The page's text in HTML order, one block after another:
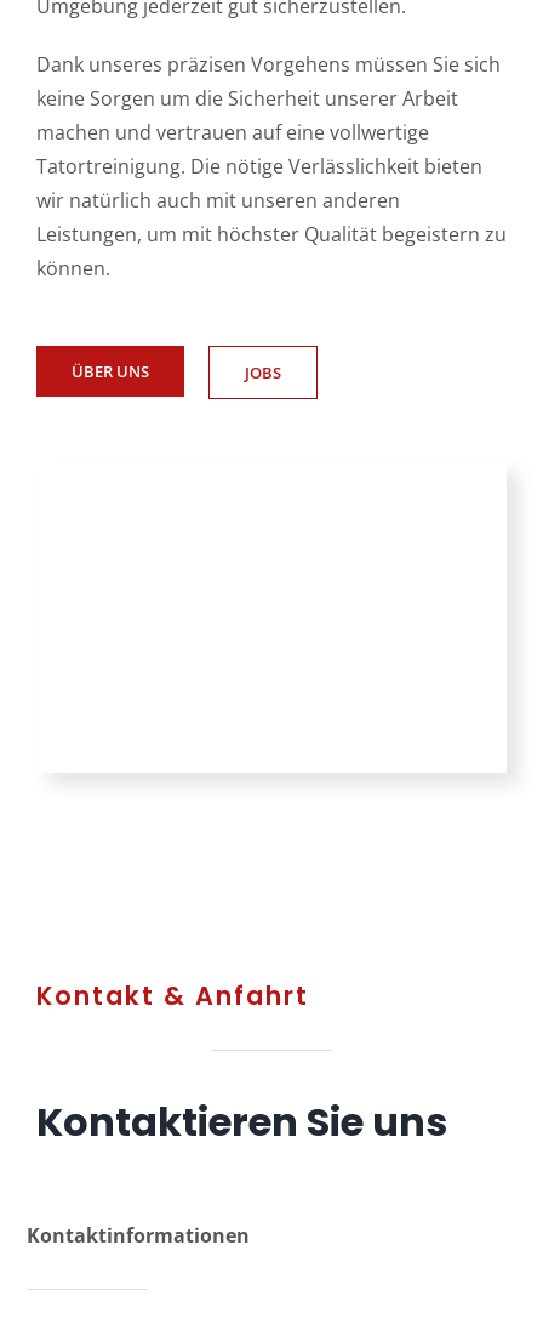
Umgebung jederzeit gut sicherzustellen.
Dank unseres präzisen Vorgehens müssen Sie sich
keine Sorgen um die Sicherheit unserer Arbeit
machen und vertrauen auf eine vollwertige
Tatortreinigung. Die nötige Verlässlichkeit bieten
wir natürlich auch mit unseren anderen
Leistungen, um mit höchster Qualität begeistern zu
können.
ÜBER UNS JOBS
Kontakt & Anfahrt
Kontaktieren Sie uns
Kontaktinformationen